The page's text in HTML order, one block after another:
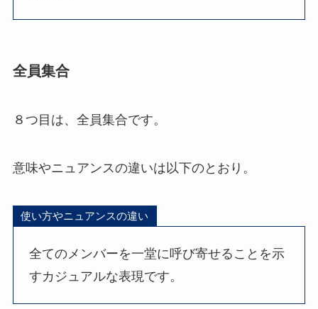
全員集合
８つ目は、全員集合です。
意味やニュアンスの違いは以下のとおり。
使い方やニュアンスの違い
全てのメンバーを一堂に呼び寄せることを示
すカジュアルな表現です。